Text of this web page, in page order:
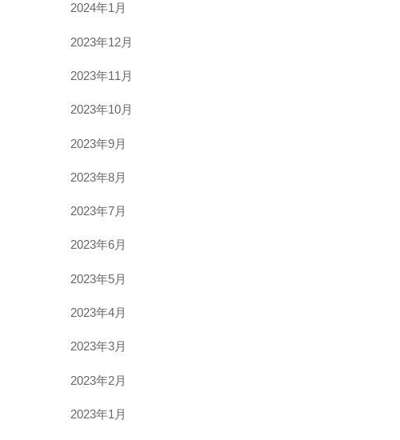
2024年1月
2023年12月
2023年11月
2023年10月
2023年9月
2023年8月
2023年7月
2023年6月
2023年5月
2023年4月
2023年3月
2023年2月
2023年1月